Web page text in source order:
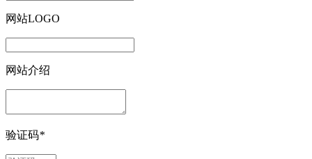
网站LOGO
网站介绍
验证码*